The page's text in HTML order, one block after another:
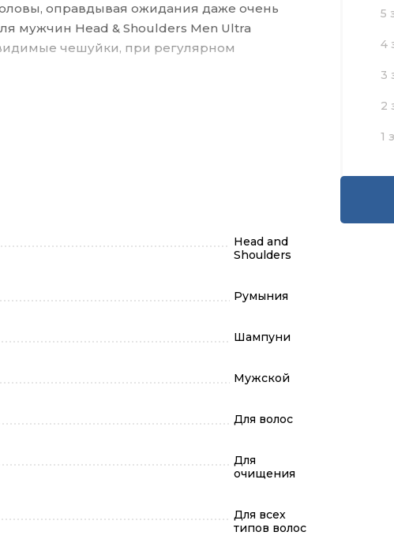
5
4
3
2
1
оправдывая ожидания даже очень
мужчин Head & Shoulders Men Ultra
чешуйки, при регулярном
Head and
Shoulders
Румыния
Шампуни
Мужской
Для волос
Для
очищения
Для всех
типов волос